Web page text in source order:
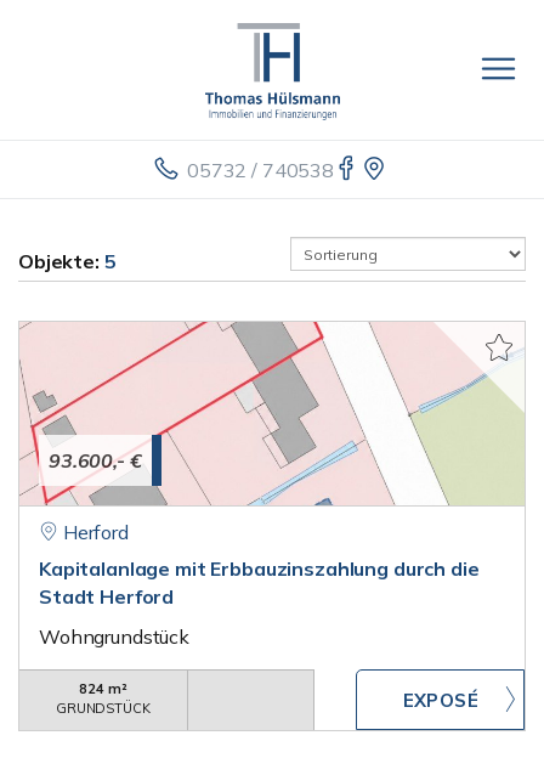
05732 / 740538
Objekte: 5
93.600,- €
Herford
Kapitalanlage mit Erbbauzinszahlung durch die
Stadt Herford
Wohngrundstück
824 m²
GRUNDSTÜCK